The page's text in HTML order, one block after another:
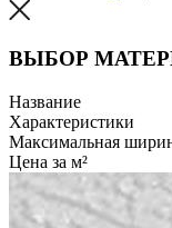
ВЫБОР
Название
Характеристики
Максимальная
Цена за м²